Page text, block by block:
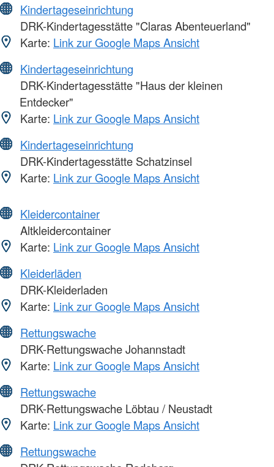
Kindertageseinrichtung
DRK-Kindertagesstätte "Claras Abenteuerland"
Karte: Link zur Google Maps Ansicht
Kindertageseinrichtung
DRK-Kindertagesstätte "Haus der kleinen
Entdecker"
Karte: Link zur Google Maps Ansicht
Kindertageseinrichtung
DRK-Kindertagesstätte Schatzinsel
Karte: Link zur Google Maps Ansicht
Kleidercontainer
Altkleidercontainer
Karte: Link zur Google Maps Ansicht
Kleiderläden
DRK-Kleiderladen
Karte: Link zur Google Maps Ansicht
Rettungswache
DRK-Rettungswache Johannstadt
Karte: Link zur Google Maps Ansicht
Rettungswache
DRK-Rettungswache Löbtau / Neustadt
Karte: Link zur Google Maps Ansicht
Rettungswache